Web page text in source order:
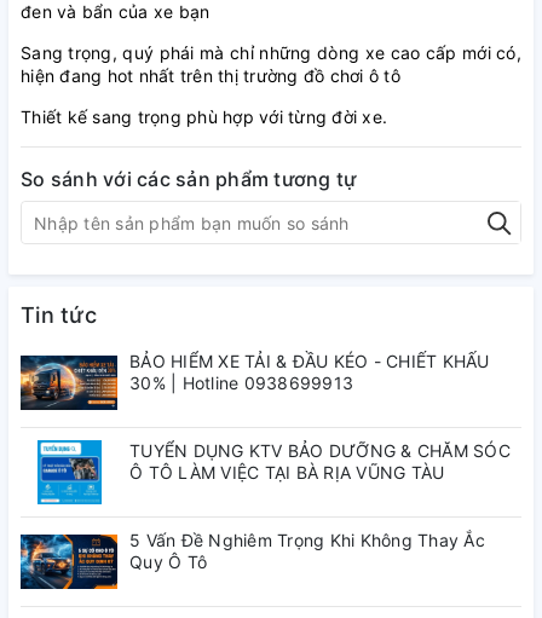
đen và bẩn của xe bạn
Sang trọng, quý phái mà chỉ những dòng xe cao cấp mới có,
hiện đang hot nhất trên thị trường đồ chơi ô tô
Thiết kế sang trọng phù hợp với từng đời xe.
So sánh với các sản phẩm tương tự
Tin tức
BẢO HIỂM XE TẢI & ĐẦU KÉO - CHIẾT KHẤU
30% | Hotline 0938699913
TUYỂN DỤNG KTV BẢO DƯỠNG & CHĂM SÓC
Ô TÔ LÀM VIỆC TẠI BÀ RỊA VŨNG TÀU
5 Vấn Đề Nghiêm Trọng Khi Không Thay Ắc
Quy Ô Tô